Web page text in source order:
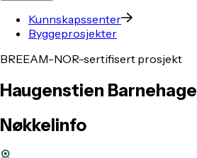
Kunnskapssenter
Byggeprosjekter
BREEAM-NOR-sertifisert prosjekt
Haugenstien Barnehage
Nøkkelinfo